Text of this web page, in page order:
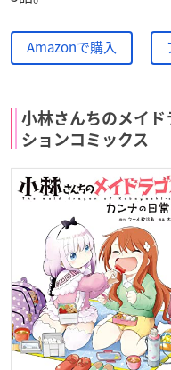
Amazonで購入
小林さんちのメイ
ションコミックス